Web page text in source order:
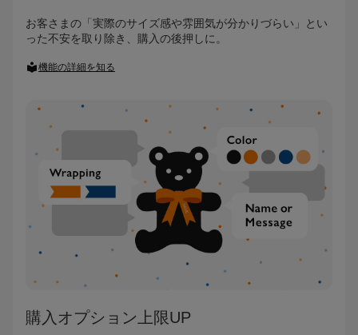
お客さまの「実際のサイズ感や雰囲気が分かりづらい」とい
った不安を取り除き、購入の後押しに。
機能の詳細を知る
購入オプション上限UP